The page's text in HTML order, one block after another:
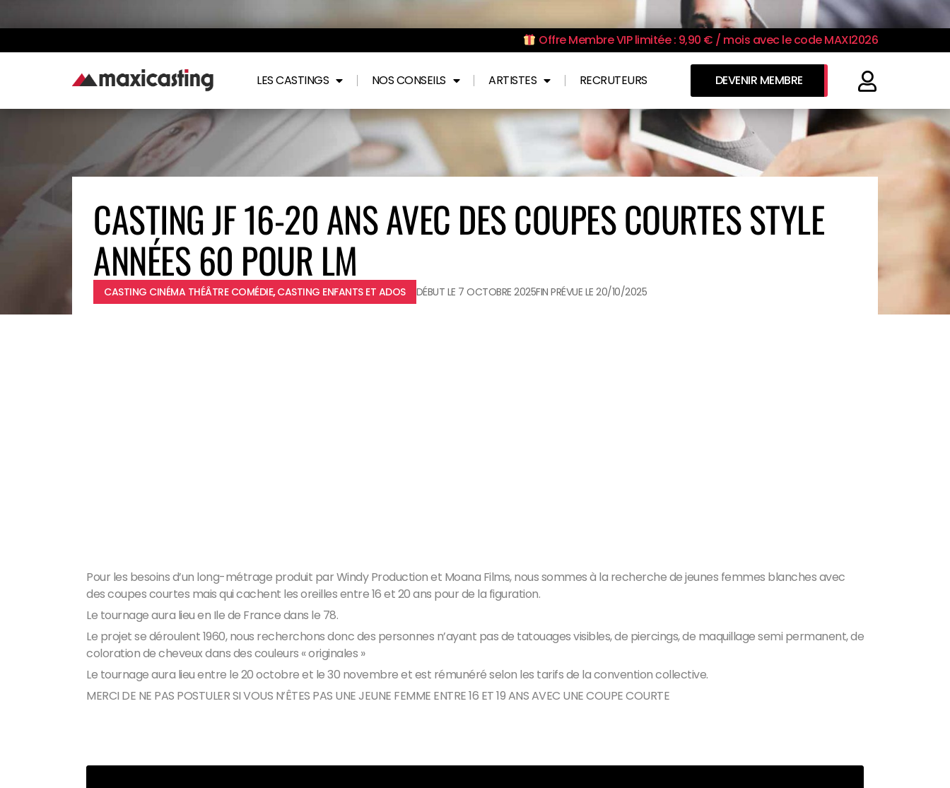
Offre Membre VIP limitée : 9,90 € / mois avec le code MAXI2026
LES CASTINGS NOS CONSEILS ARTISTES RECRUTEURS DEVENIR MEMBRE
CASTING JF 16-20 ANS AVEC DES COUPES COURTES STYLE
ANNÉES 60 POUR LM
CASTING CINÉMA THÉÂTRE COMÉDIE,CASTING ENFANTS ET ADOS DÉBUT LE 7 OCTOBRE 2025FIN PRÉVUE LE 20/10/2025
Pour les besoins d’un long-métrage produit par Windy Production et Moana Films, nous sommes à la recherche de jeunes femmes blanches avec
des coupes courtes mais qui cachent les oreilles entre 16 et 20 ans pour de la figuration.
Le tournage aura lieu en Ile de France dans le 78.
Le projet se déroulent 1960, nous recherchons donc des personnes n’ayant pas de tatouages visibles, de piercings, de maquillage semi permanent, de
coloration de cheveux dans des couleurs « originales »
Le tournage aura lieu entre le 20 octobre et le 30 novembre et est rémunéré selon les tarifs de la convention collective.
MERCI DE NE PAS POSTULER SI VOUS N’ÊTES PAS UNE JEUNE FEMME ENTRE 16 ET 19 ANS AVEC UNE COUPE COURTE